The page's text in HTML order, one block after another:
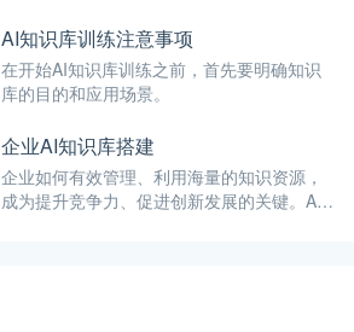
能技术，实现有效的交互和智能化的服务。
AI知识库训练注意事项
在开始AI知识库训练之前，首先要明确知识
库的目的和应用场景。
企业AI知识库搭建
企业如何有效管理、利用海量的知识资源，
成为提升竞争力、促进创新发展的关键。AI